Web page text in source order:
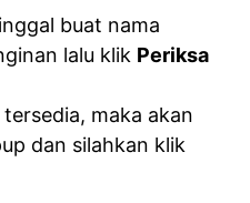
buat nama
lalu klik Periksa
maka akan
dan silahkan klik